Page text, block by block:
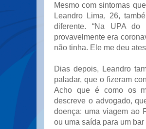
Mesmo com sintomas
Leandro Lima, 26,
diferente. “Na UPA
provavelmente era
não tinha. Ele me deu
Dias depois, Leandro
paladar, que o fizeram
Acho que é como os
descreve o advogado,
doença: uma viagem ao
ou uma saída para um